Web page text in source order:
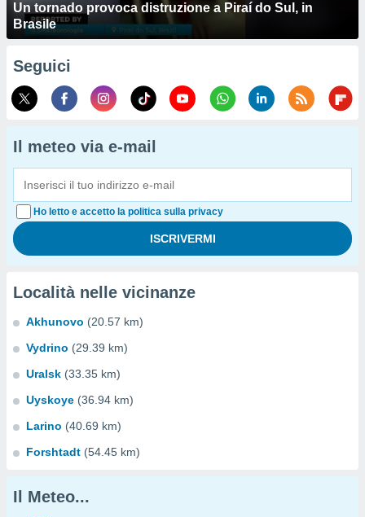
Un tornado provoca distruzione a Piraí do Sul, in
Brasile
Seguici
Il meteo via e-mail
Ho letto e accetto la politica sulla privacy
Località nelle vicinanze
Akhunovo (20.57 km)
Vydrino (29.39 km)
Uralsk (33.35 km)
Uyskoye (36.94 km)
Larino (40.69 km)
Forshtadt (54.45 km)
Il Meteo...